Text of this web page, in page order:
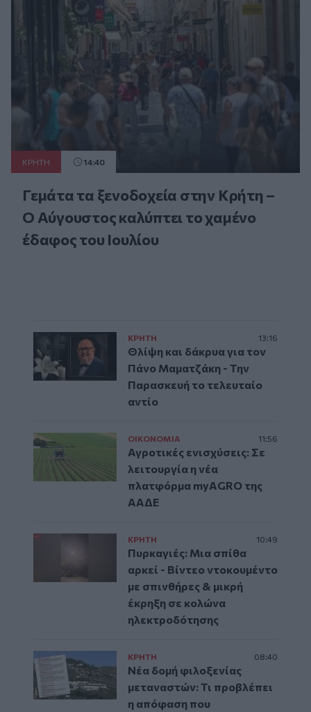
ΚΡΗΤΗ 14:40
Γεμάτα τα ξενοδοχεία στην Κρήτη –
Ο Αύγουστος καλύπτει το χαμένο
έδαφος του Ιουλίου
ΚΡΗΤΗ 13:16
Θλίψη και δάκρυα για τον
Πάνο Μαματζάκη - Την
Παρασκευή το τελευταίο
αντίο
ΟΙΚΟΝΟΜΙΑ 11:56
Αγροτικές ενισχύσεις: Σε
λειτουργία η νέα
πλατφόρμα myAGRO της
ΑΑΔΕ
ΚΡΗΤΗ 10:49
Πυρκαγιές: Μια σπίθα
αρκεί - Βίντεο ντοκουμέντο
με σπινθήρες & μικρή
έκρηξη σε κολώνα
ηλεκτροδότησης
ΚΡΗΤΗ 08:40
Νέα δομή φιλοξενίας
μεταναστών: Τι προβλέπει
η απόφαση που